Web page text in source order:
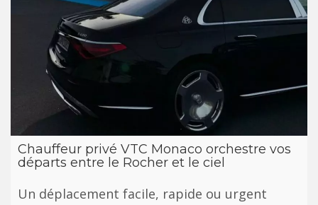
Chauffeur privé VTC Monaco orchestre vos
départs entre le Rocher et le ciel
Un déplacement facile, rapide ou urgent